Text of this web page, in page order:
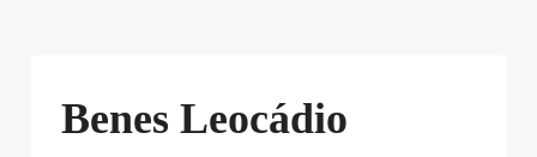
Benes Leocádio